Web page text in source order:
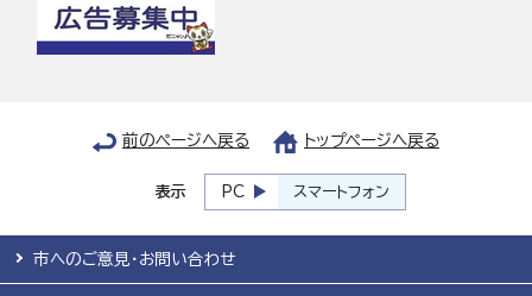
前のページへ戻る トップページへ戻る
表示 PC スマートフォン
市へのご意見・お問い合わせ